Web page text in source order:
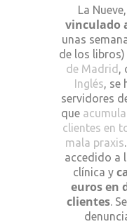
La
vinculado
unas
de los libros)
de Madrid ,
Inglés, se
servidores
que
clientes en
mala praxis
accedido a
clínica y
euros en
clientes.